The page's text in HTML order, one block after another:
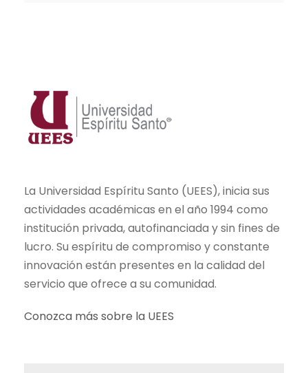
La Universidad Espíritu Santo (UEES), inicia sus
actividades académicas en el año 1994 como
institución privada, autofinanciada y sin fines de
lucro. Su espíritu de compromiso y constante
innovación están presentes en la calidad del
servicio que ofrece a su comunidad.
Conozca más sobre la UEES